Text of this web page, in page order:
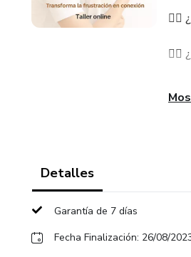
🤷‍♀️
🤷‍♀️
No
⚖️
Detalles
Garantía de 7 días
Fecha Finalización: 26/08/